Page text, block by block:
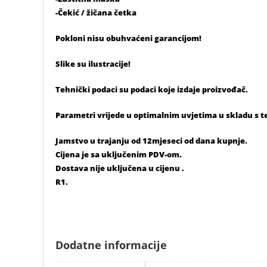
-Čekić / žičana četka
Pokloni nisu obuhvaćeni garancijom!
Slike su ilustracije!
Tehnički podaci su podaci koje izdaje proizvođač.
Parametri vrijede u optimalnim uvjetima u skladu s
Jamstvo u trajanju od 12mjeseci od dana kupnje.
Cijena je sa uključenim PDV-om.
Dostava nije uključena u cijenu .
R1.
Dodatne informacije